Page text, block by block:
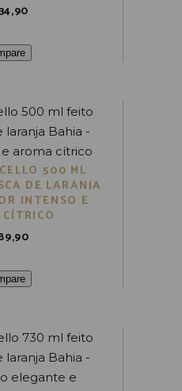
34,90
500 ML
DE LARANJA
INTENSO E